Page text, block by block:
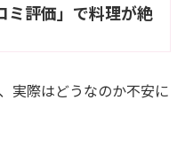
ミ評価」で料理が絶
実際はどうなのか不安に